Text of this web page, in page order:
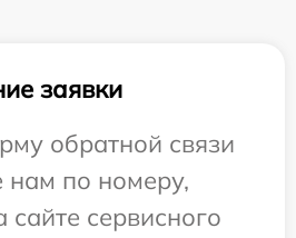
заявки
обратной связи
нам по номеру,
сервисного